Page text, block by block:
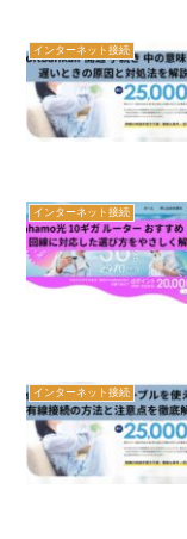
インターネット接続
インターネット接続
インターネット接続